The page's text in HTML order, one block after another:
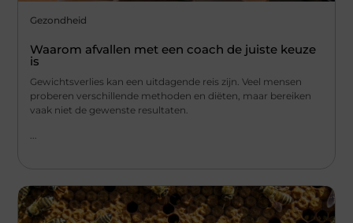
Gezondheid
Waarom afvallen met een coach de juiste keuze
is
Gewichtsverlies kan een uitdagende reis zijn. Veel mensen
proberen verschillende methoden en diëten, maar bereiken
vaak niet de gewenste resultaten.
...